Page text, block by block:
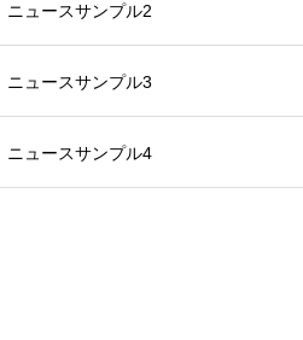
ニュースサンプル2
ニュースサンプル3
ニュースサンプル4